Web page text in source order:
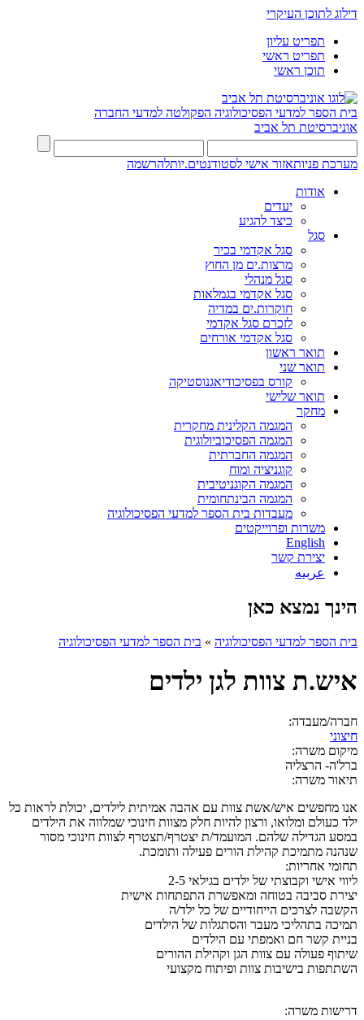
דילוג לתוכן העיקרי
תפריט עליון
תפריט ראשי
תוכן ראשי
בית הספר למדעי הפסיכולוגיה הפקולטה למדעי החברה
אוניברסיטת תל אביב
מערכת פניותאזור אישי לסטודנטים.יותלהרשמה
אודות
יעדים
כיצד להגיע
סגל
סגל אקדמי בכיר
מרצות.ים מן החוץ
סגל מנהלי
סגל אקדמי בגמלאות
חוקרות.ים במדיה
לזכרם סגל אקדמי
סגל אקדמי אורחים
תואר ראשון
תואר שני
קורס בפסיכודיאגנוסטיקה
תואר שלישי
מחקר
המגמה הקלינית מחקרית
המגמה הפסיכוביולוגית
המגמה החברתית
קוגניציה ומוח
המגמה הקוגניטיבית
המגמה הבינתחומית
מעבדות בית הספר למדעי הפסיכולוגיה
משרות ופרוייקטים
English
יצירת קשר
عربيه
הינך נמצא כאן
בית הספר למדעי הפסיכולוגיה » בית הספר למדעי הפסיכולוגיה
איש.ת צוות לגן ילדים
חברה/מעבדה:
חיצוני
מיקום משרה:
ברל'ה- הרצליה
תיאור משרה:
אנו מחפשים איש/אשת צוות עם אהבה אמיתית לילדים, יכולת לראות כל
ילד כעולם ומלואו, ורצון להיות חלק מצוות חינוכי שמלווה את הילדים
במסע הגדילה שלהם. המועמד/ת יצטרף/תצטרף לצוות חינוכי מסור
שנהנה מתמיכת קהילת הורים פעילה ותומכת.
תחומי אחריות:
ליווי אישי וקבוצתי של ילדים בגילאי 2-5
יצירת סביבה בטוחה ומאפשרת התפתחות אישית
הקשבה לצרכים הייחודיים של כל ילד/ה
תמיכה בתהליכי מעבר והסתגלות של הילדים
בניית קשר חם ואמפתי עם הילדים
שיתוף פעולה עם צוות הגן וקהילת ההורים
השתתפות בישיבות צוות ופיתוח מקצועי
דרישות משרה: